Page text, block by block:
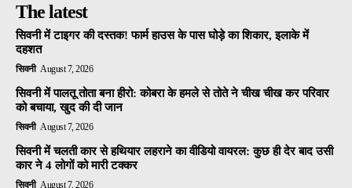
The latest
सिवनी में टाइगर की दस्तक! फार्म हाउस के पास घोड़े का शिकार, इलाके में
दहशत
सिवनी August 7, 2026
सिवनी में पालतू तोता बना हीरो: कोबरा के हमले से तोते ने चीख चीख कर परिवार
को बचाया, खुद की दी जान
सिवनी August 7, 2026
सिवनी में चलती कार से हथियार लहराने का वीडियो वायरल: कुछ ही देर बाद उसी
कार ने 4 लोगों को मारी टक्कर
सिवनी August 7, 2026